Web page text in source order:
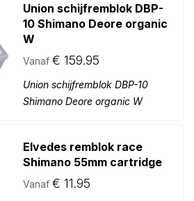
Union schijfremblok DBP-
10 Shimano Deore organic
W
Vanaf € 159.95
Union schijfremblok DBP-10
Shimano Deore organic W
Elvedes remblok race
Shimano 55mm cartridge
Vanaf € 11.95